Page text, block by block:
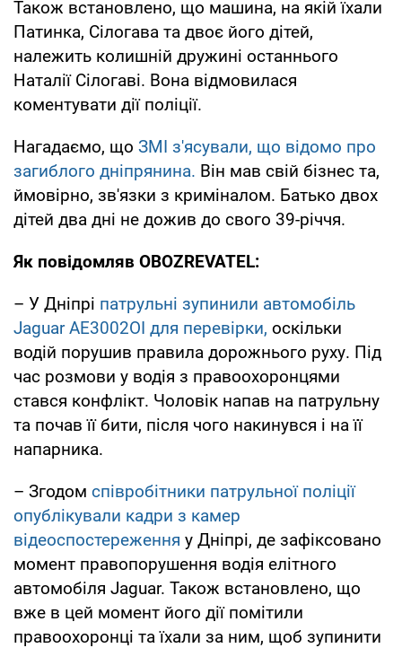
Також встановлено, що машина, на якій їхали
Патинка, Сілогава та двоє його дітей,
належить колишній дружині останнього
Наталії Сілогаві. Вона відмовилася
коментувати дії поліції.
Нагадаємо, що ЗМІ з'ясували, що відомо про
загиблого дніпрянина. Він мав свій бізнес та,
ймовірно, зв'язки з криміналом. Батько двох
дітей два дні не дожив до свого 39-річчя.
Як повідомляв OBOZREVATEL:
– У Дніпрі патрульні зупинили автомобіль
Jaguar АЕ3002OI для перевірки, оскільки
водій порушив правила дорожнього руху. Під
час розмови у водія з правоохоронцями
стався конфлікт. Чоловік напав на патрульну
та почав її бити, після чого накинувся і на її
напарника.
– Згодом співробітники патрульної поліції
опублікували кадри з камер
відеоспостереження у Дніпрі, де зафіксовано
момент правопорушення водія елітного
автомобіля Jaguar. Також встановлено, що
вже в цей момент його дії помітили
правоохоронці та їхали за ним, щоб зупинити